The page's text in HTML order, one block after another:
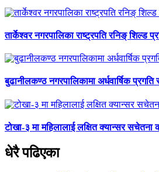
तार्केश्वर नगरपालिका राष्ट्रपति रनिङ् शिल्ड
बुढानीलकण्ठ नगरपालिकामा अर्धवार्षिक प्रगति
टोखा-३ मा महिलालाई लक्षित क्यान्सर सचेतना
धेरै पढिएका